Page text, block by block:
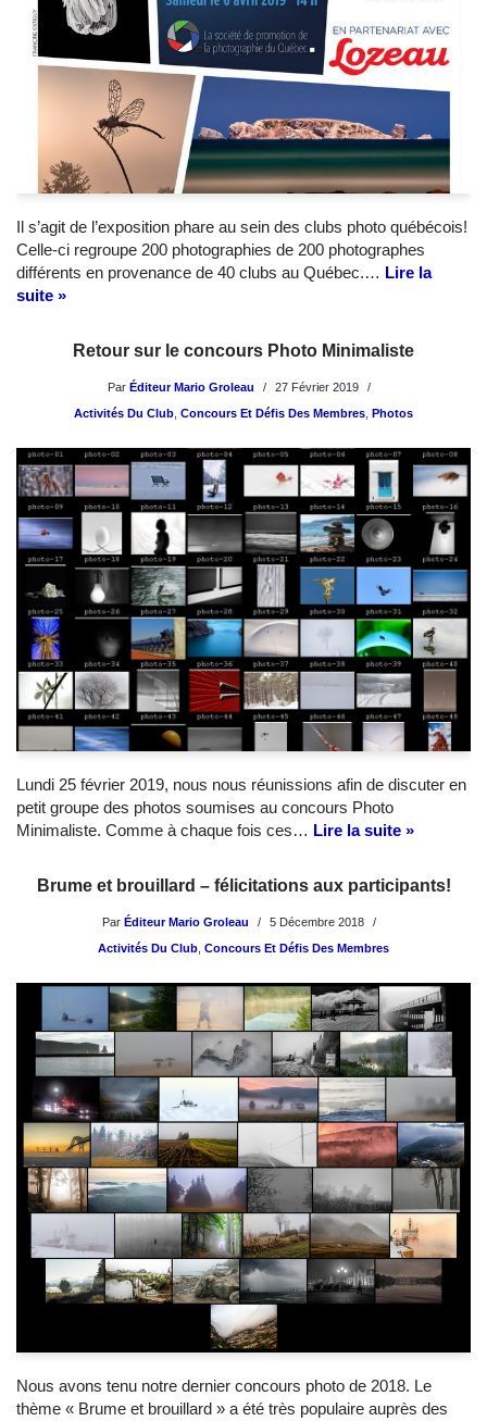
Il s’agit de l’exposition phare au sein des clubs photo québécois!
Celle-ci regroupe 200 photographies de 200 photographes
différents en provenance de 40 clubs au Québec.… Lire la
suite »
Retour sur le concours Photo Minimaliste
Par Éditeur Mario Groleau
27 Février 2019
Activités Du Club Concours Et Défis Des Membres Photos
Lundi 25 février 2019, nous nous réunissions afin de discuter en
petit groupe des photos soumises au concours Photo
Minimaliste. Comme à chaque fois ces… Lire la suite »
Brume et brouillard – félicitations aux participants!
Par Éditeur Mario Groleau
5 Décembre 2018
Activités Du Club Concours Et Défis Des Membres
Nous avons tenu notre dernier concours photo de 2018. Le
thème « Brume et brouillard » a été très populaire auprès des